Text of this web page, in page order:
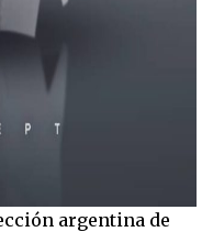
argentina de